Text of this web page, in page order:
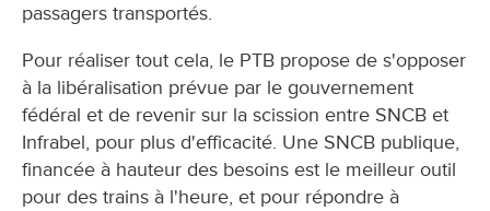
passagers transportés.
Pour réaliser tout cela, le PTB propose de s'opposer
à la libéralisation prévue par le gouvernement
fédéral et de revenir sur la scission entre SNCB et
Infrabel, pour plus d'efficacité. Une SNCB publique,
financée à hauteur des besoins est le meilleur outil
pour des trains à l'heure, et pour répondre à